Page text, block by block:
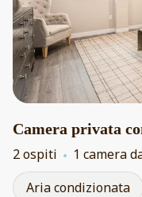
Camera privata
2 ospiti
1 camera
Aria condizionata